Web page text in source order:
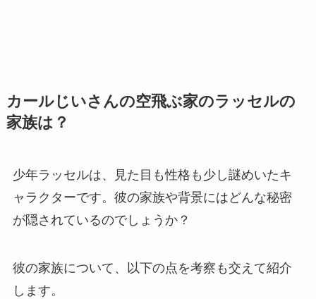
カールじいさんの空飛ぶ家のラッセルの
家族は？
少年ラッセルは、見た目も性格も少し謎めいたキ
ャラクターです。彼の家族や背景にはどんな秘密
が隠されているのでしょうか？
彼の家族について、以下の点を考察も交えて紹介
します。